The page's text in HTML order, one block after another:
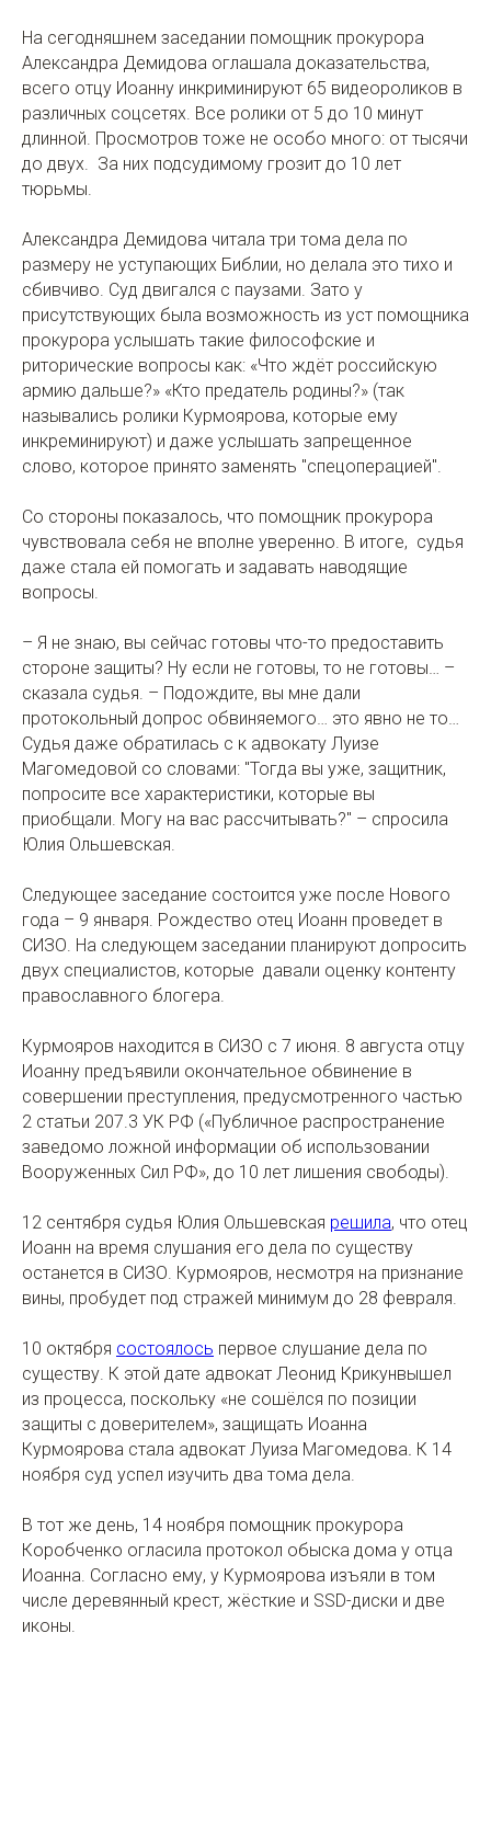
На сегодняшнем заседании помощник прокурора
Александра Демидова оглашала доказательства,
всего отцу Иоанну инкриминируют 65 видеороликов в
различных соцсетях. Все ролики от 5 до 10 минут
длинной. Просмотров тоже не особо много: от тысячи
до двух. За них подсудимому грозит до 10 лет
тюрьмы.
Александра Демидова читала три тома дела по
размеру не уступающих Библии, но делала это тихо и
сбивчиво. Суд двигался с паузами. Зато у
присутствующих была возможность из уст помощника
прокурора услышать такие философские и
риторические вопросы как: «Что ждёт российскую
армию дальше?» «Кто предатель родины?» (так
назывались ролики Курмоярова, которые ему
инкреминируют) и даже услышать запрещенное
слово, которое принято заменять "спецоперацией".
Со стороны показалось, что помощник прокурора
чувствовала себя не вполне уверенно. В итоге, судья
даже стала ей помогать и задавать наводящие
вопросы.
– Я не знаю, вы сейчас готовы что-то предоставить
стороне защиты? Ну если не готовы, то не готовы… –
сказала судья. – Подождите, вы мне дали
протокольный допрос обвиняемого… это явно не то…
Судья даже обратилась с к адвокату Луизе
Магомедовой со словами: "Тогда вы уже, защитник,
попросите все характеристики, которые вы
приобщали. Могу на вас рассчитывать?" – спросила
Юлия Ольшевская.
Следующее заседание состоится уже после Нового
года – 9 января. Рождество отец Иоанн проведет в
СИЗО. На следующем заседании планируют допросить
двух специалистов, которые давали оценку контенту
православного блогера.
Курмояров находится в СИЗО с 7 июня. 8 августа отцу
Иоанну предъявили окончательное обвинение в
совершении преступления, предусмотренного частью
2 статьи 207.3 УК РФ («Публичное распространение
заведомо ложной информации об использовании
Вооруженных Сил РФ», до 10 лет лишения свободы).
12 сентября судья Юлия Ольшевская решила, что отец
Иоанн на время слушания его дела по существу
останется в СИЗО. Курмояров, несмотря на признание
вины, пробудет под стражей минимум до 28 февраля.
10 октября состоялось первое слушание дела по
существу. К этой дате адвокат Леонид Крикунвышел
из процесса, поскольку «не сошёлся по позиции
защиты с доверителем», защищать Иоанна
Курмоярова стала адвокат Луиза Магомедова. К 14
ноября суд успел изучить два тома дела.
В тот же день, 14 ноября помощник прокурора
Коробченко огласила протокол обыска дома у отца
Иоанна. Согласно ему, у Курмоярова изъяли в том
числе деревянный крест, жёсткие и SSD-диски и две
иконы.